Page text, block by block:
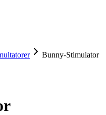
Bunny-Stimulator